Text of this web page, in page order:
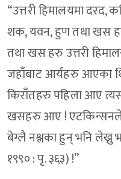
“उत्तरी हिमालयमा दरद,
शक, यवन, हुण तथा खस हरु
तथा खस हरु उत्तरी
जहाँबाट आर्यहरु आएका
किराँतहरु पहिला आए
खसहरु आए ! एटकिन्सनले
बेग्लै नश्लका हुन् भनि
१९९० : पृ. ३६३) !”